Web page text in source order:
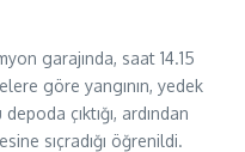
garajında, saat 14.15
göre yangının, yedek
çıktığı, ardından
sıçradığı öğrenildi.